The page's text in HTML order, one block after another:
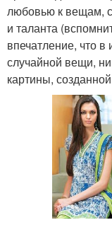
любовью к вещам,
и таланта
впечатление, что
случайной вещи,
картины,